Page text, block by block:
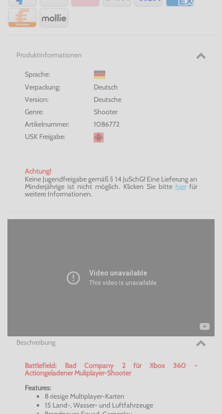
Produktinformationen
Sprache:
Verpackung:
Deutsch
Version:
Deutsche
Genre:
Shooter
Artikelnummer:
1086772
USK Freigabe:
Achtung!
Keine Jugendfreigabe gemäß § 14 JuSchG! Eine Lieferung an
Minderjährige ist nicht möglich. Klicken Sie bitte hierfür
weitere Informationen.
Beschreibung
Battlefield: Bad Company 2 für Xbox 360 -
Actiongeladener Muliplayer-Shooter
Features:
8 riesige Multiplayer-Karten
15 Land-, Wasser- und Luftfahrzeuge